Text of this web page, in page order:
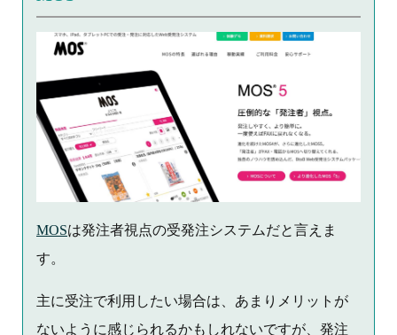
MOSは発注者視点の受発注システムだと言えま
す。
主に受注で利用したい場合は、あまりメリットが
ないように感じられるかもしれないですが、発注